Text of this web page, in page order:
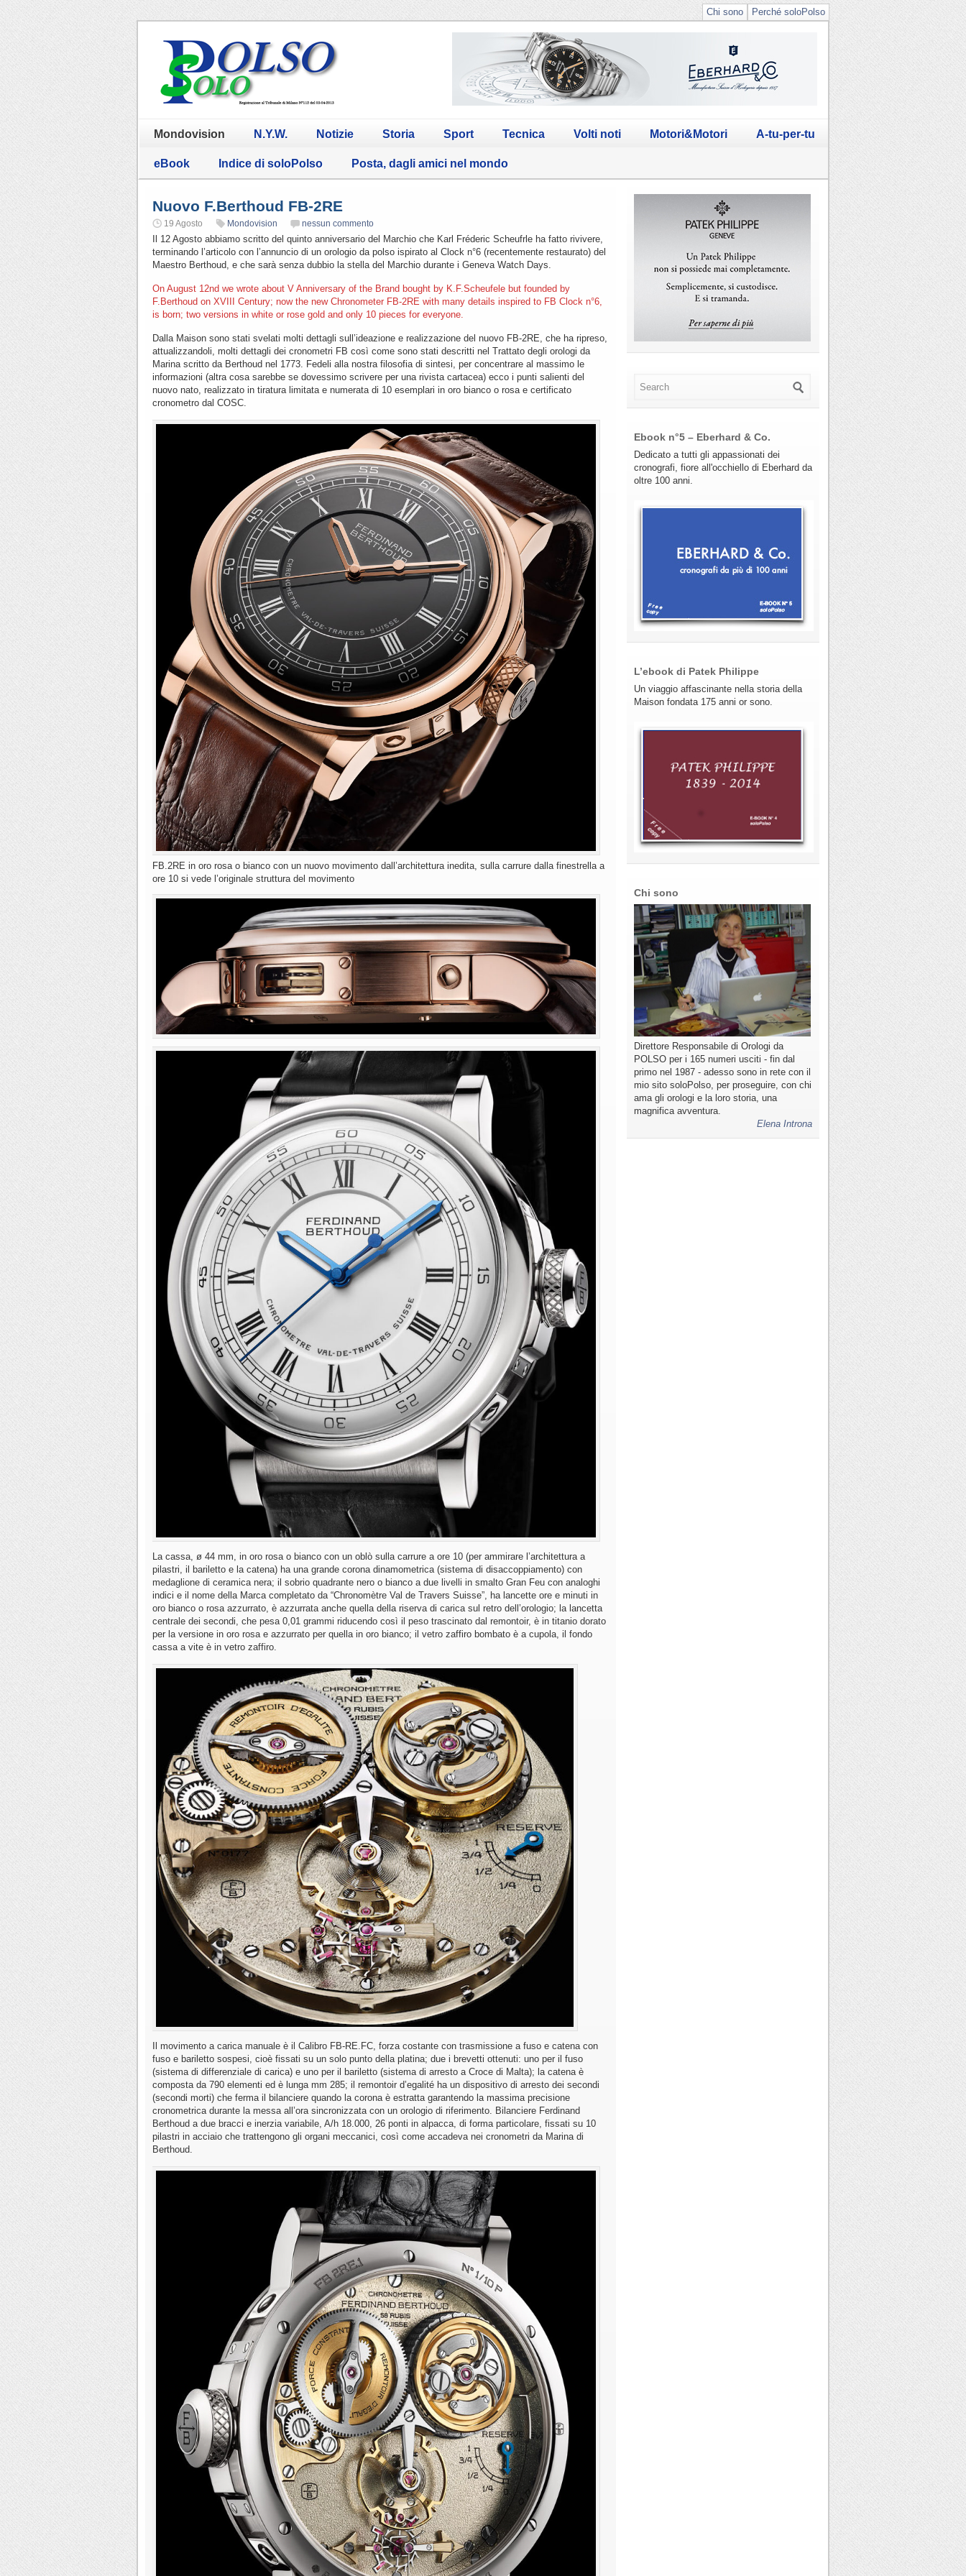
Perché soloPolso
Chi sono
Mondovision N.Y.W. Notizie Storia Sport Tecnica Volti noti Motori&Motori A-tu-per-tu
eBook Indice di soloPolso Posta, dagli amici nel mondo
Nuovo F.Berthoud FB-2RE
19 Agosto Mondovision nessun commento
Il 12 Agosto abbiamo scritto del quinto anniversario del Marchio che Karl Fréderic Scheufrle ha fatto rivivere,
terminando l’articolo con l’annuncio di un orologio da polso ispirato al Clock n°6 (recentemente restaurato) del
Maestro Berthoud, e che sarà senza dubbio la stella del Marchio durante i Geneva Watch Days.
On August 12nd we wrote about V Anniversary of the Brand bought by K.F.Scheufele but founded by
F.Berthoud on XVIII Century; now the new Chronometer FB-2RE with many details inspired to FB Clock n°6,
is born; two versions in white or rose gold and only 10 pieces for everyone.
Dalla Maison sono stati svelati molti dettagli sull’ideazione e realizzazione del nuovo FB-2RE, che ha ripreso,
attualizzandoli, molti dettagli dei cronometri FB così come sono stati descritti nel Trattato degli orologi da
Marina scritto da Berthoud nel 1773. Fedeli alla nostra filosofia di sintesi, per concentrare al massimo le
informazioni (altra cosa sarebbe se dovessimo scrivere per una rivista cartacea) ecco i punti salienti del
nuovo nato, realizzato in tiratura limitata e numerata di 10 esemplari in oro bianco o rosa e certificato
cronometro dal COSC.
FB.2RE in oro rosa o bianco con un nuovo movimento dall’architettura inedita, sulla carrure dalla finestrella a
ore 10 si vede l’originale struttura del movimento
La cassa, ø 44 mm, in oro rosa o bianco con un oblò sulla carrure a ore 10 (per ammirare l’architettura a
pilastri, il bariletto e la catena) ha una grande corona dinamometrica (sistema di disaccoppiamento) con
medaglione di ceramica nera; il sobrio quadrante nero o bianco a due livelli in smalto Gran Feu con analoghi
indici e il nome della Marca completato da “Chronomètre Val de Travers Suisse”, ha lancette ore e minuti in
oro bianco o rosa azzurrato, è azzurrata anche quella della riserva di carica sul retro dell’orologio; la lancetta
centrale dei secondi, che pesa 0,01 grammi riducendo così il peso trascinato dal remontoir, è in titanio dorato
per la versione in oro rosa e azzurrato per quella in oro bianco; il vetro zaffiro bombato è a cupola, il fondo
cassa a vite è in vetro zaffiro.
Il movimento a carica manuale è il Calibro FB-RE.FC, forza costante con trasmissione a fuso e catena con
fuso e bariletto sospesi, cioè fissati su un solo punto della platina; due i brevetti ottenuti: uno per il fuso
(sistema di differenziale di carica) e uno per il bariletto (sistema di arresto a Croce di Malta); la catena è
composta da 790 elementi ed è lunga mm 285; il remontoir d’egalité ha un dispositivo di arresto dei secondi
(secondi morti) che ferma il bilanciere quando la corona è estratta garantendo la massima precisione
cronometrica durante la messa all’ora sincronizzata con un orologio di riferimento. Bilanciere Ferdinand
Berthoud a due bracci e inerzia variabile, A/h 18.000, 26 ponti in alpacca, di forma particolare, fissati su 10
pilastri in acciaio che trattengono gli organi meccanici, così come accadeva nei cronometri da Marina di
Berthoud.
Ebook n°5 – Eberhard & Co.
Dedicato a tutti gli appassionati dei
cronografi, fiore all'occhiello di Eberhard da
oltre 100 anni.
L’ebook di Patek Philippe
Un viaggio affascinante nella storia della
Maison fondata 175 anni or sono.
Chi sono
Direttore Responsabile di Orologi da
POLSO per i 165 numeri usciti - fin dal
primo nel 1987 - adesso sono in rete con il
mio sito soloPolso, per proseguire, con chi
ama gli orologi e la loro storia, una
magnifica avventura.
Elena Introna